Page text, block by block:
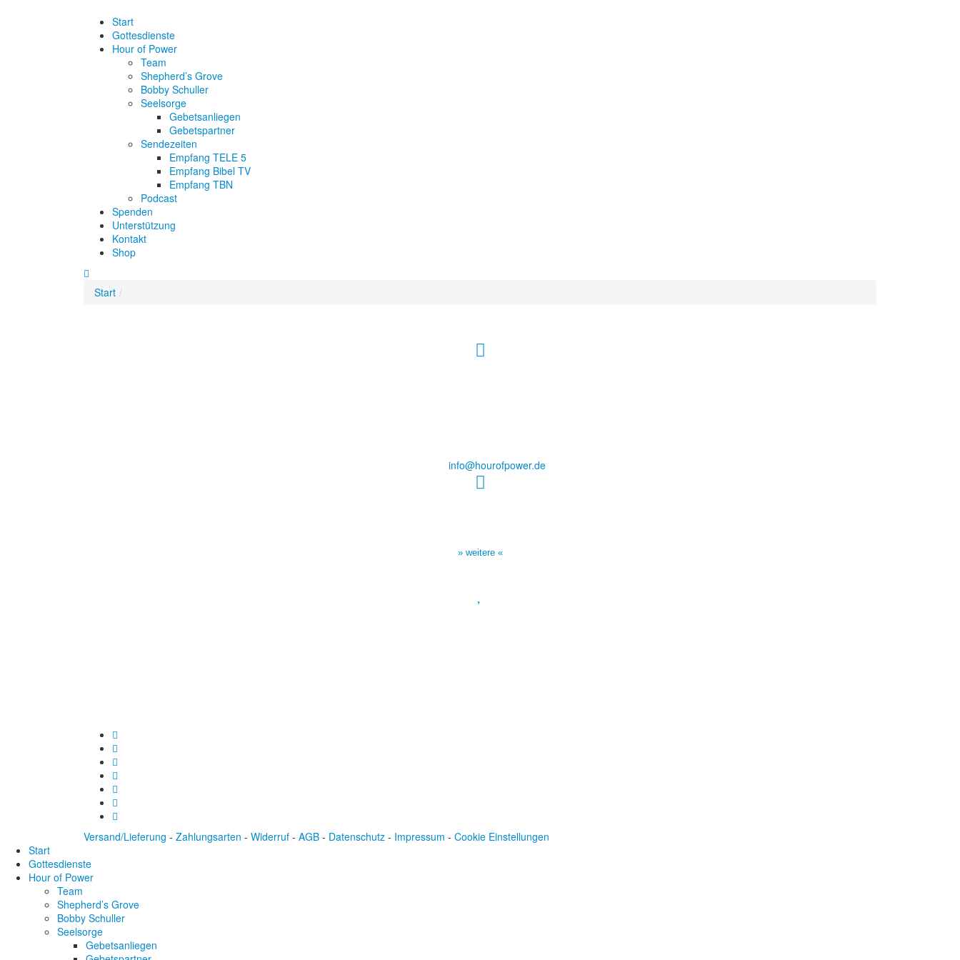
Start
Gottesdienste
Hour of Power
Team
Shepherd’s Grove
Bobby Schuller
Seelsorge
Gebetsanliegen
Gebetspartner
Sendezeiten
Empfang TELE 5
Empfang Bibel TV
Empfang TBN
Podcast
Spenden
Unterstützung
Kontakt
Shop
Start
info@hourofpower.de
» weitere «
Versand/Lieferung - Zahlungsarten - Widerruf - AGB - Datenschutz - Impressum - Cookie Einstellungen
Start
Gottesdienste
Hour of Power
Team
Shepherd’s Grove
Bobby Schuller
Seelsorge
Gebetsanliegen